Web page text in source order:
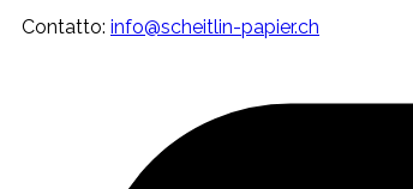
Contatto: info@scheitlin-papier.ch